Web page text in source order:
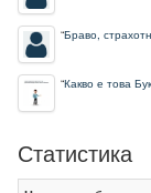
“Браво,
“Какво е това
Статистика